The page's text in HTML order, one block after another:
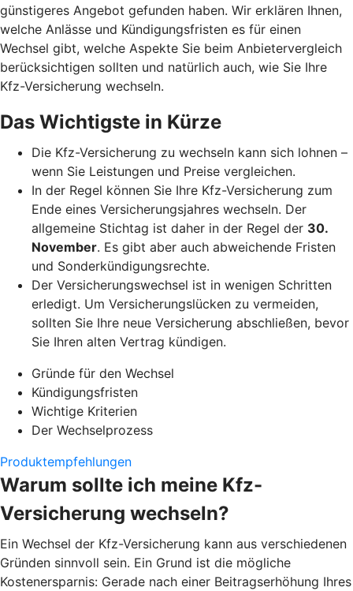
günstigeres Angebot gefunden haben. Wir erklären Ihnen,
welche Anlässe und Kündigungsfristen es für einen
Wechsel gibt, welche Aspekte Sie beim Anbietervergleich
berücksichtigen sollten und natürlich auch, wie Sie Ihre
Kfz-Versicherung wechseln.
Das Wichtigste in Kürze
Die Kfz-Versicherung zu wechseln kann sich lohnen –
wenn Sie Leistungen und Preise vergleichen.
In der Regel können Sie Ihre Kfz-Versicherung zum
Ende eines Versicherungsjahres wechseln. Der
allgemeine Stichtag ist daher in der Regel der 30.
November. Es gibt aber auch abweichende Fristen
und Sonderkündigungsrechte.
Der Versicherungswechsel ist in wenigen Schritten
erledigt. Um Versicherungslücken zu vermeiden,
sollten Sie Ihre neue Versicherung abschließen, bevor
Sie Ihren alten Vertrag kündigen.
Gründe für den Wechsel
Kündigungsfristen
Wichtige Kriterien
Der Wechselprozess
Produktempfehlungen
Warum sollte ich meine Kfz-
Versicherung wechseln?
Ein Wechsel der Kfz-Versicherung kann aus verschiedenen
Gründen sinnvoll sein. Ein Grund ist die mögliche
Kostenersparnis: Gerade nach einer Beitragserhöhung Ihres